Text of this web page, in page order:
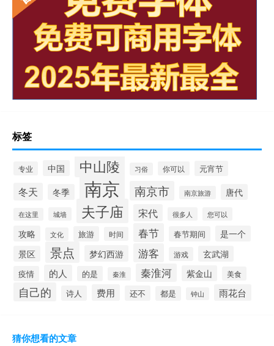
标签
专业 中国 中山陵 习俗 你可以 元宵节
冬天 冬季 南京 南京市 南京旅游 唐代
在这里 城墙 夫子庙 宋代 很多人 您可以
攻略 文化 旅游 时间 春节 春节期间
是一个
景区
景点 梦幻西游 游客 游戏 玄武湖
疫情 的人 的是 秦淮 秦淮河 紫金山 美食
自己的 诗人 费用 还不 都是 钟山 雨花台
猜你想看的文章